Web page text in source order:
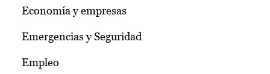
Economía y empresas
Emergencias y Seguridad
Empleo